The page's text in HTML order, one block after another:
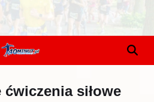
ćwiczenia siłowe